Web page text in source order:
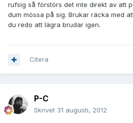
rufsig så förstörs det inte direkt av att
dum mössa på sig. Brukar räcka med
du redo att lägra brudar igen.
Citera
P-C
Skrivet 31 augusti, 2012